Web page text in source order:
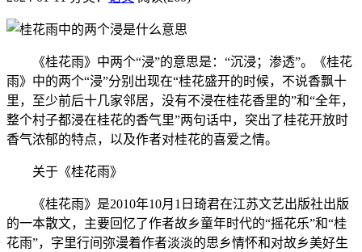
《桂花雨》中两个“浸”的意思是：“沉浸；渗透”。《桂花
雨》中的两个“浸”分别出现在“桂花盛开的时候，不说香飘十
里，至少前后十几家邻居，没有不浸在桂花香里的”和“全年，
整个村子都浸在桂花的香气里”两句话中，突出了桂花开放时
香气浓郁的特点，以及作者对桂花的喜爱之情。
关于《桂花雨》
《桂花雨》是2010年10月1日琦君在江苏文艺出版社出版
的一本散文，主要回忆了作者故乡童年时代的“摇花乐”和“桂
花雨”，字里行间弥漫着作者淡淡的思乡情怀和对故乡美好生